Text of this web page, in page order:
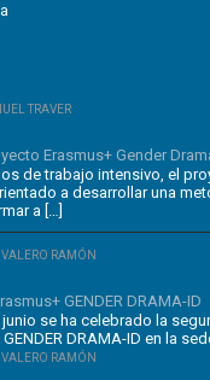
TRAVER
Erasmus+ Gender
de trabajo intensivo, el
a desarrollar una
a […]
VALERO RAMÓN
GENDER DRAMA-ID
se ha celebrado la
DRAMA-ID en la
VALERO RAMÓN